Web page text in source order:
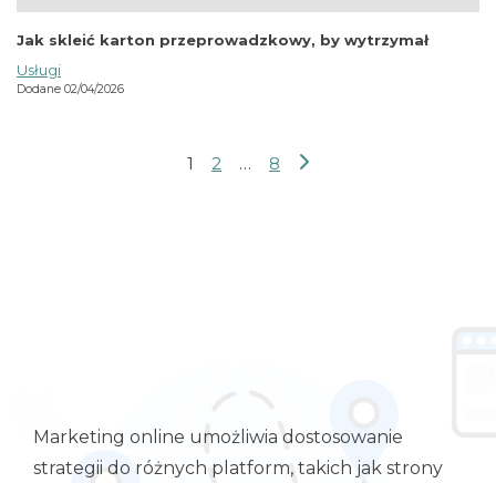
Jak skleić karton przeprowadzkowy, by wytrzymał
Usługi
Dodane 02/04/2026
Stronicowanie
1 2 … 8
Marketing online umożliwia dostosowanie
strategii do różnych platform, takich jak strony